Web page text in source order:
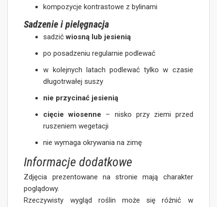
kompozycje kontrastowe z bylinami
Sadzenie i pielęgnacja
sadzićwiosną lub jesienią
po posadzeniu regularnie podlewać
w kolejnych latach podlewać tylko w czasie
długotrwałej suszy
nie przycinać jesienią
cięcie wiosenne – nisko przy ziemi przed
ruszeniem wegetacji
nie wymaga okrywania na zimę
Informacje dodatkowe
Zdjęcia prezentowane na stronie mają charakter
poglądowy.
Rzeczywisty wygląd roślin może się różnić w